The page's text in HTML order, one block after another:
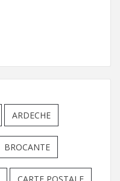
ARDECHE
BROCANTE